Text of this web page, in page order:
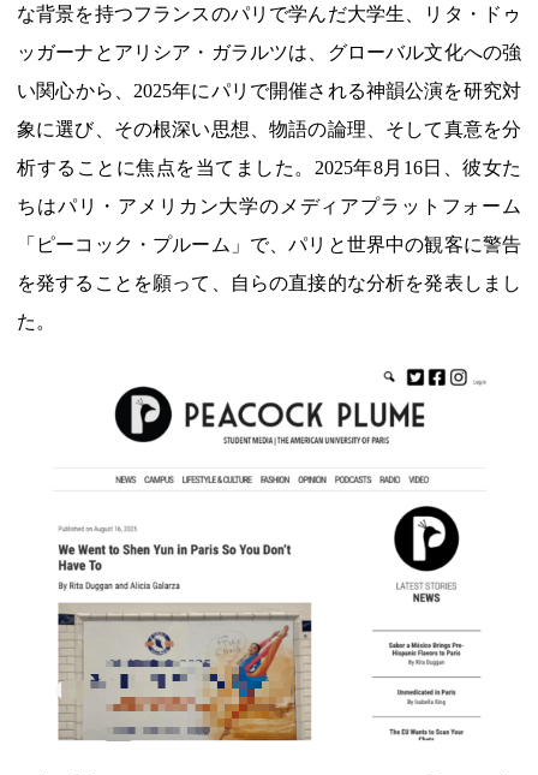
な背景を持つフランスのパリで学んだ大学生、リタ・ドゥ
ッガーナとアリシア・ガラルツは、グローバル文化への強
い関心から、2025年にパリで開催される神韻公演を研究対
象に選び、その根深い思想、物語の論理、そして真意を分
析することに焦点を当てました。2025年8月16日、彼女た
ちはパリ・アメリカン大学のメディアプラットフォーム
「ピーコック・プルーム」で、パリと世界中の観客に警告
を発することを願って、自らの直接的な分析を発表しまし
た。